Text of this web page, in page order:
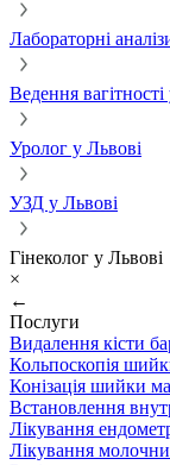
Лабораторні
Ведення вагітності
Уролог у Львові
УЗД у Львові
Гінеколог у Львові
×
←
Послуги
Видалення кісти
Кольпоскопія
Конізація шийки
Встановлення
Лікування
Лікування